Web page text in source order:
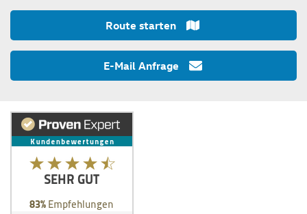
Route starten
E-Mail Anfrage